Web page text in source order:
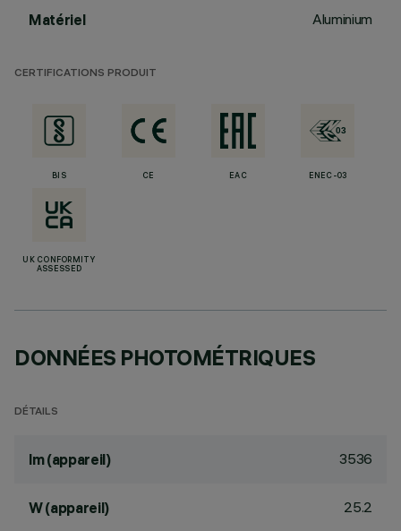
Matériel Aluminium
CERTIFICATIONS PRODUIT
BIS CE EAC ENEC-03
UK CONFORMITY
ASSESSED
DONNÉES PHOTOMÉTRIQUES
DÉTAILS
lm (appareil) 3536
W (appareil) 25.2